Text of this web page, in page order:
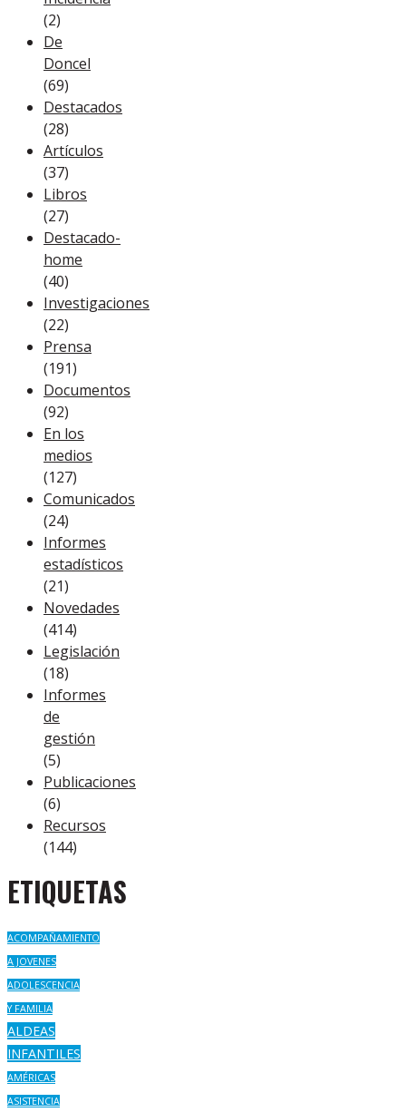
(2)
De
Doncel
(69)
Destacados
(28)
Artículos
(37)
Libros
(27)
Destacado-
home
(40)
Investigaciones
(22)
Prensa
(191)
Documentos
(92)
En los
medios
(127)
Comunicados
(24)
Informes
estadísticos
(21)
Novedades
(414)
Legislación
(18)
Informes
de
gestión
(5)
Publicaciones
(6)
Recursos
(144)
ETIQUETAS
ACOMPAÑAMIENTO
A JOVENES
ADOLESCENCIA
Y FAMILIA
ALDEAS
INFANTILES
AMÉRICAS
ASISTENCIA